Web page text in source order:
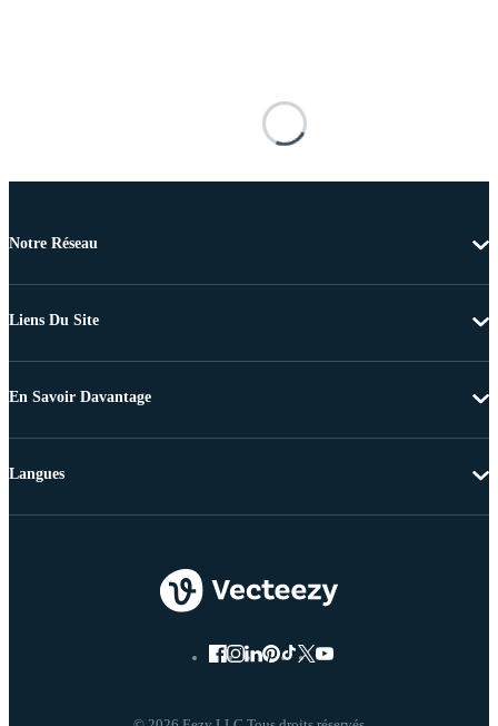
Notre Réseau
Liens Du Site
En Savoir Davantage
Langues